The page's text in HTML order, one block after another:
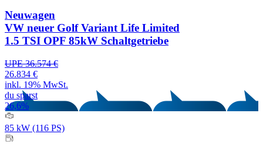
Neuwagen
VW neuer Golf Variant Life Limited
1.5 TSI OPF 85kW Schaltgetriebe
UPE 36.574 €
26.834 €
inkl. 19% MwSt.
du sparst
26,6%
85 kW (116 PS)